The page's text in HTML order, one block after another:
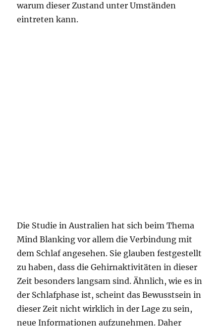
warum dieser Zustand unter Umständen
eintreten kann.
Die Studie in Australien hat sich beim Thema
Mind Blanking vor allem die Verbindung mit
dem Schlaf angesehen. Sie glauben festgestellt
zu haben, dass die Gehirnaktivitäten in dieser
Zeit besonders langsam sind. Ähnlich, wie es in
der Schlafphase ist, scheint das Bewusstsein in
dieser Zeit nicht wirklich in der Lage zu sein,
neue Informationen aufzunehmen. Daher